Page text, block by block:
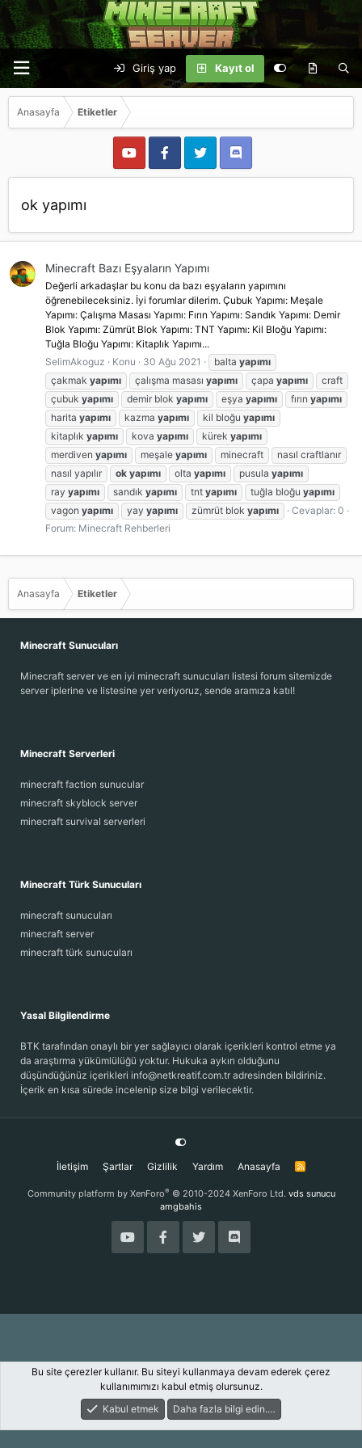
Giriş yap Kayıt ol
Anasayfa Etiketler
ok yapımı
Minecraft Bazı Eşyaların Yapımı
Değerli arkadaşlar bu konu da bazı eşyaların yapımını
öğrenebileceksiniz. İyi forumlar dilerim. Çubuk Yapımı: Meşale
Yapımı: Çalışma Masası Yapımı: Fırın Yapımı: Sandık Yapımı: Demir
Blok Yapımı: Zümrüt Blok Yapımı: TNT Yapımı: Kil Bloğu Yapımı:
Tuğla Bloğu Yapımı: Kitaplık Yapımı...
SelimAkoguz
Konu 30 Ağu 2021 balta yapımı
çakmak yapımı çalışma masası yapımı çapa yapımı
craft
çubuk yapımı demir blok yapımı eşya yapımı fırın yapımı
harita yapımı kazma yapımı kil bloğu yapımı
kitaplık yapımı kova yapımı kürek yapımı
merdiven yapımı meşale yapımı minecraft
nasıl craftlanır
nasıl yapılır
ok yapımı olta yapımı pusula yapımı
ray yapımı sandık yapımı tnt yapımı tuğla bloğu yapımı
vagon yapımı yay yapımı zümrüt blok yapımı
Cevaplar: 0
Forum: Minecraft Rehberleri
Anasayfa Etiketler
Minecraft Sunucuları
Minecraft server ve en iyi minecraft sunucuları listesi forum sitemizde
server iplerine ve listesine yer veriyoruz, sende aramıza katıl!
Minecraft Serverleri
minecraft faction sunucular
minecraft skyblock server
minecraft survival serverleri
Minecraft Türk Sunucuları
minecraft sunucuları
minecraft server
minecraft türk sunucuları
Yasal Bilgilendirme
BTK tarafından onaylı bir yer sağlayıcı olarak içerikleri kontrol etme ya
da araştırma yükümlülüğü yoktur. Hukuka aykırı olduğunu
düşündüğünüz içerikleri info@netkreatif.com.tr adresinden bildiriniz.
İçerik en kısa sürede incelenip size bilgi verilecektir.
İletişim Şartlar Gizlilik Yardım Anasayfa
R
Community platform by XenForo® © 2010-2024 XenForo Ltd. vds sunucu
amgbahis
Keşfet Giriş Yap Kayıt Ol
Bu site çerezler kullanır. Bu siteyi kullanmaya devam ederek çerez
kullanımımızı kabul etmiş olursunuz.
Kabul etmek
Daha fazla bilgi edin.…